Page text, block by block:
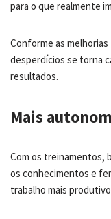
para o que realmente
Conforme as
desperdícios se torna
resultados.
Mais
Com os treinamentos,
os conhecimentos e
trabalho mais